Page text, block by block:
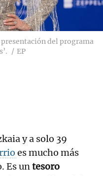
del programa
EP
y a solo 39
es mucho más
Es untesoro